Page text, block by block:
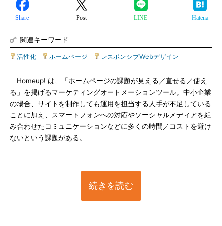
Share Post LINE Hatena
関連キーワード
活性化 ホームページ レスポンシブWebデザイン
Homeup! は、「ホームページの課題が見える／直せる／使え
る」を掲げるマーケティングオートメーションツール。中小企業
の場合、サイトを制作しても運用を担当する人手が不足している
ことに加え、スマートフォンへの対応やソーシャルメディアを組
み合わせたコミュニケーションなどに多くの時間／コストを避け
ないという課題がある。
続きを読む